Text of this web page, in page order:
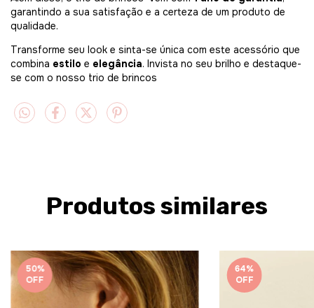
garantindo a sua satisfação e a certeza de um produto de
qualidade.
Transforme seu look e sinta-se única com este acessório que
combina estilo e elegância. Invista no seu brilho e destaque-
se com o nosso trio de brincos
Produtos similares
50%
OFF
64%
OFF